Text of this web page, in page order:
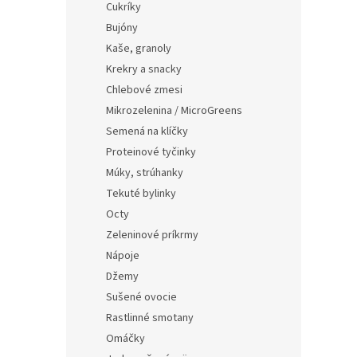
Cukríky
Bujóny
Kaše, granoly
Krekry a snacky
Chlebové zmesi
Mikrozelenina / MicroGreens
Semená na klíčky
Proteinové tyčinky
Múky, strúhanky
Tekuté bylinky
Octy
Zeleninové príkrmy
Nápoje
Džemy
Sušené ovocie
Rastlinné smotany
Omáčky